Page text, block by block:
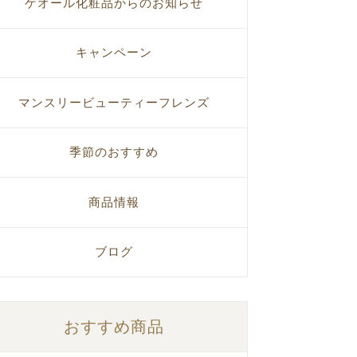
ゲオール化粧品からのお知らせ
キャンペーン
マンスリービューティーフレンズ
季節のおすすめ
商品情報
ブログ
おすすめ商品